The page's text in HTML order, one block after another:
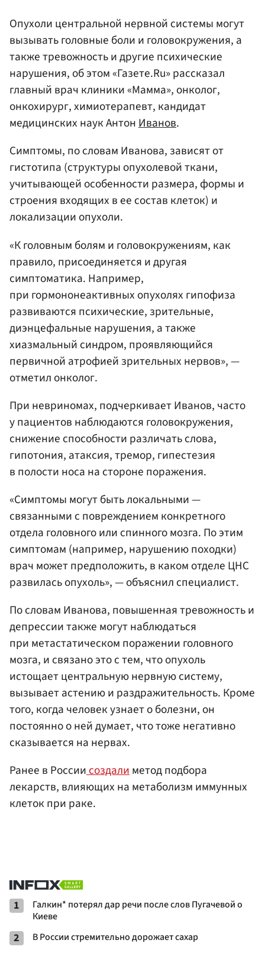
Опухоли центральной нервной системы могут
вызывать головные боли и головокружения, а
также тревожность и другие психические
нарушения, об этом «Газете.Ru» рассказал
главный врач клиники «Мамма», онколог,
онкохирург, химиотерапевт, кандидат
медицинских наук АнтонИванов.
Симптомы, по словам Иванова, зависят от
гистотипа (структуры опухолевой ткани,
учитывающей особенности размера, формы и
строения входящих в ее состав клеток) и
локализации опухоли.
«К головным болям и головокружениям, как
правило, присоединяется и другая
симптоматика. Например,
при гормононеактивных опухолях гипофиза
развиваются психические, зрительные,
диэнцефальные нарушения, а также
хиазмальный синдром, проявляющийся
первичной атрофией зрительных нервов», —
отметил онколог.
При невриномах, подчеркивает Иванов, часто
у пациентов наблюдаются головокружения,
снижение способности различать слова,
гипотония, атаксия, тремор, гипестезия
в полости носа на стороне поражения.
«Симптомы могут быть локальными —
связанными с повреждением конкретного
отдела головного или спинного мозга. По этим
симптомам (например, нарушению походки)
врач может предположить, в каком отделе ЦНС
развилась опухоль», — объяснил специалист.
По словам Иванова, повышенная тревожность и
депрессии также могут наблюдаться
при метастатическом поражении головного
мозга, и связано это с тем, что опухоль
истощает центральную нервную систему,
вызывает астению и раздражительность. Кроме
того, когда человек узнает о болезни, он
постоянно о ней думает, что тоже негативно
сказывается на нервах.
Ранее в Россиисоздалиметод подбора
лекарств, влияющих на метаболизм иммунных
клеток при раке.
1
Галкин* потерял дар речи после слов Пугачевой о
Киеве
2 В России стремительно дорожает сахар